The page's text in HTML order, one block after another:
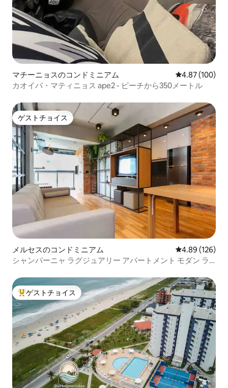
マチーニョスのコンドミニアム レビュー100
4.87 (100)
カオイバ・マティニョス ape2 - ビーチから350メートル
ゲストチョイス
ゲストチョイス
メルセスのコンドミニアム レビュー126
4.89 (126)
シャンパーニャ ラグジュアリー アパートメント モダン ラ
大好評のゲストチョイスです。
ゲストチョイス